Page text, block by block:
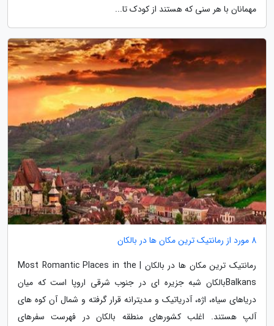
مهمانان با هر سنی که هستند از کودک تا...
8 مورد از رمانتیک ترین مکان ها در بالکان
رمانتیک ترین مکان ها در بالکان | Most Romantic Places in the
Balkansبالکان شبه جزیره ای در جنوب شرقی اروپا است که میان
دریاهای سیاه، اژه، آدریاتیک و مدیترانه قرار گرفته و شمال آن کوه های
آلپ هستند. اغلب کشورهای منطقه بالکان در فهرست سفرهای